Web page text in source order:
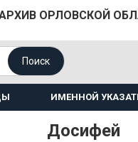
ОРЛОВСКОЙ
Поиск
ИМЕННОЙ
Досифей